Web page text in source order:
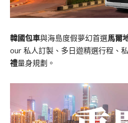
韓國包車與海島度假夢幻首選馬爾
our 私人訂製、多日遊精選行程、
禮量身規劃。